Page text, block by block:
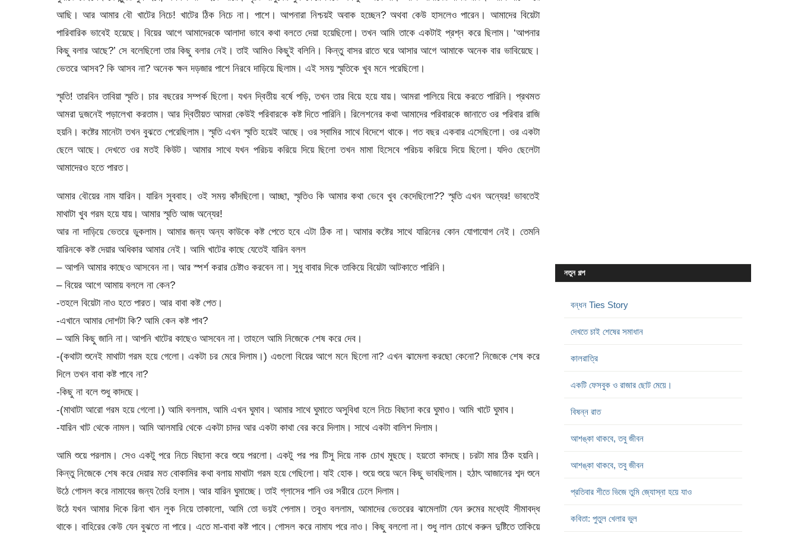
আছি। আর আমার বৌ খাটের নিচে! খাটের ঠিক নিচে না। পাশে। আপনারা নিশ্চয়ই অবাক হচ্ছেন? অথবা কেউ হাসলেও পারেন। আমাদের বিয়েটা
পারিবারিক ভাবেই হয়েছে। বিয়ের আগে আমাদেরকে আলাদা ভাবে কথা বলতে দেয়া হয়েছিলো। তখন আমি তাকে একটাই প্রশ্ন করে ছিলাম। ‘আপনার
কিছু বলার আছে?’ সে বলেছিলো তার কিছু বলার নেই। তাই আমিও কিছুই বলিনি। কিন্তু বাসর রাতে ঘরে আসার আগে আমাকে অনেক বার ভাবিয়েছে।
ভেতরে আসব? কি আসব না? অনেক ক্ষন দড়জার পাশে নিরবে দাড়িয়ে ছিলাম। এই সময় স্মৃতিকে খুব মনে পরেছিলো।
স্মৃতি! তারবিন তাবিয়া স্মৃতি। চার বছরের সম্পর্ক ছিলো। যখন দ্বিতীয় বর্ষে পড়ি, তখন তার বিয়ে হয়ে যায়। আমরা পালিয়ে বিয়ে করতে পারিনি। প্রথমত
আমরা দুজনেই পড়ালেখা করতাম। আর দ্বিতীয়ত আমরা কেউই পরিবারকে কষ্ট দিতে পারিনি। রিলেশনের কথা আমাদের পরিবারকে জানাতে ওর পরিবার রাজি
হয়নি। কষ্টের মানেটা তখন বুঝতে পেরেছিলাম। স্মৃতি এখন স্মৃতি হয়েই আছে। ওর স্বামির সাথে বিদেশে থাকে। গত বছর একবার এসেছিলো। ওর একটা
ছেলে আছে। দেখতে ওর মতই কিউট। আমার সাথে যখন পরিচয় করিয়ে দিয়ে ছিলো তখন মামা হিসেবে পরিচয় করিয়ে দিয়ে ছিলো। যদিও ছেলেটা
আমাদেরও হতে পারত।
আমার বৌয়ের নাম যারিন। যারিন সুববাহ। ওই সময় কাঁদছিলো। আচ্ছা, স্মৃতিও কি আমার কথা ভেবে খুব কেদেছিলো?? স্মৃতি এখন অন্যের! ভাবতেই
মাথাটা খুব গরম হয়ে যায়। আমার স্মৃতি আজ অন্যের!
আর না দাড়িয়ে ভেতরে ডুকলাম। আমার জন্য অন্য কাউকে কষ্ট পেতে হবে এটা ঠিক না। আমার কষ্টের সাথে যারিনের কোন যোগাযোগ নেই। তেমনি
যারিনকে কষ্ট দেয়ার অধিকার আমার নেই। আমি খাটের কাছে যেতেই যারিন বলল
– আপনি আমার কাছেও আসবেন না। আর স্পর্শ করার চেষ্টাও করবেন না। সুধু বাবার দিকে তাকিয়ে বিয়েটা আটকাতে পারিনি।
– বিয়ের আগে আমায় বললে না কেন?
-তহলে বিয়েটা নাও হতে পারত। আর বাবা কষ্ট পেত।
-এখানে আমার দোশটা কি? আমি কেন কষ্ট পাব?
– আমি কিছু জানি না। আপনি খাটের কাছেও আসবেন না। তাহলে আমি নিজেকে শেষ করে দেব।
-(কথাটা শুনেই মাথাটা গরম হয়ে গেলো। একটা চর মেরে দিলাম।) এগুলো বিয়ের আগে মনে ছিলো না? এখন ঝামেলা করছো কেনো? নিজেকে শেষ করে
দিলে তখন বাবা কষ্ট পাবে না?
-কিছু না বলে শুধু কাদছে।
-(মাথাটা আরো গরম হয়ে গেলো।) আমি বললাম, আমি এখন ঘুমাব। আমার সাথে ঘুমাতে অসুবিধা হলে নিচে বিছানা করে ঘুমাও। আমি খাটে ঘুমাব।
-যারিন খাট থেকে নামল। আমি আলমারি থেকে একটা চাদর আর একটা কাথা বের করে দিলাম। সাথে একটা বালিশ দিলাম।
আমি শুয়ে পরলাম। সেও একটু পরে নিচে বিছানা করে শুয়ে পরলো। একটু পর পর টিসু দিয়ে নাক চোখ মুছছে। হয়তো কাদছে। চরটা মার ঠিক হয়নি।
কিন্তু নিজেকে শেষ করে দেয়ার মত বোকামির কথা বলায় মাথাটা গরম হয়ে গেছিলো। যাই হোক। শুয়ে শুয়ে অনে কিছু ভাবছিলাম। হঠাৎ আজানের শব্দ শুনে
উঠে গোসল করে নামাযের জন্য তৈরি হলাম। আর যারিন ঘুমাচ্ছে। তাই গ্লাসের পানি ওর সরীরে ঢেলে দিলাম।
উঠে যখন আমার দিকে রিনা খান লুক নিয়ে তাকালো, আমি তো ভয়ই পেলাম। তবুও বললাম, আমাদের ভেতরের ঝামেলাটা যেন রুমের মধ্যেই সীমাবদ্ধ
থাকে। বাহিরের কেউ যেন বুঝতে না পারে। এতে মা-বাবা কষ্ট পাবে। গোসল করে নামায পরে নাও। কিছু বললো না। শুধু লাল চোখে করুন দুষ্টিতে তাকিয়ে
নতুন গল্প
বন্ধন Ties Story
দেখতে চাই শেষের সমাধান
কালরাত্রি
একটি ফেসবুক ও রাজার ছোট মেয়ে।
বিষন্ন রাত
আশঙ্কা থাকবে, তবু জীবন
আশঙ্কা থাকবে, তবু জীবন
প্রতিবার শীতে ভিজে তুমি জ্যোস্না হয়ে যাও
কবিতা: পুতুল খেলার ভুল